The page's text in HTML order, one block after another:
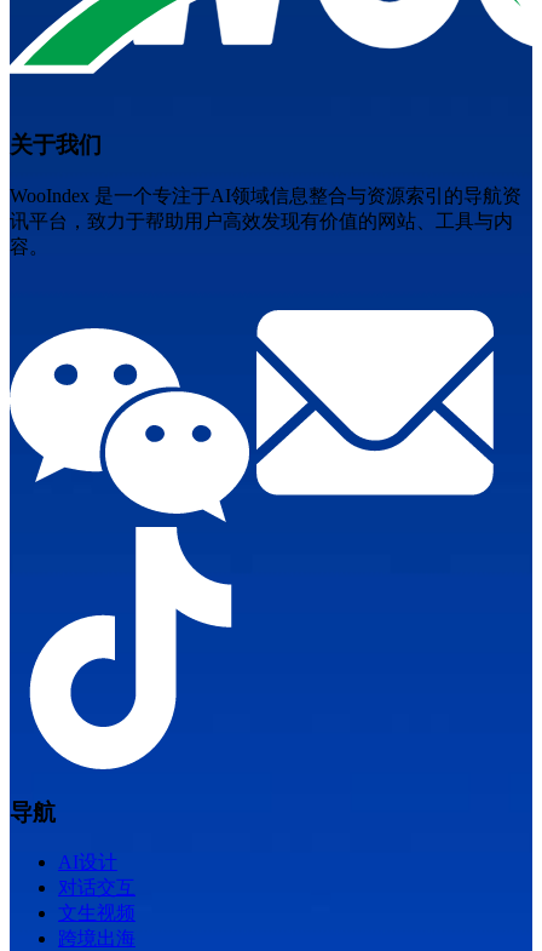
关于我们
WooIndex 是一个专注于AI领域信息整合与资源索引的导航资
讯平台，致力于帮助用户高效发现有价值的网站、工具与内
容。
导航
AI设计
对话交互
文生视频
跨境出海